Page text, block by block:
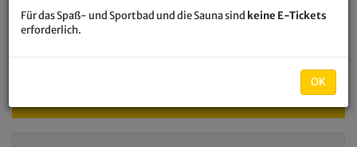
Für das Spaß- und Sportbad und die Sauna sind keine E-Tickets
erforderlich.
OK